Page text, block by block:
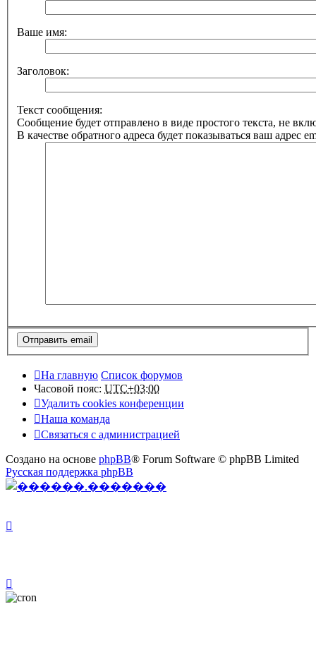
Ваше имя:
Заголовок:
Текст сообщения:
Сообщение будет отправлено в виде простого текста, не
В качестве обратного адреса будет показываться ваш адрес
На главную Список форумов
Часовой пояс: UTC+03:00
Удалить cookies конференции
Наша команда
Связаться с администрацией
Создано на основе phpBB® Forum Software © phpBB Limited
Русская поддержка phpBB